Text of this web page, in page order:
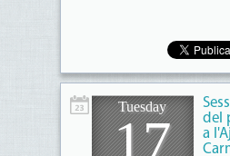
Tuesday
17
del
a